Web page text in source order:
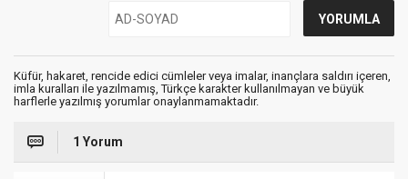
Küfür, hakaret, rencide edici cümleler veya imalar, inançlara saldırı içeren,
imla kuralları ile yazılmamış, Türkçe karakter kullanılmayan ve büyük
harflerle yazılmış yorumlar onaylanmamaktadır.
1 Yorum